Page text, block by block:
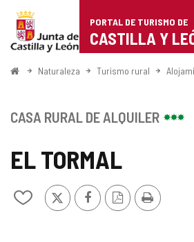
Portal
de
Turismo
Castilla
León
PORTAL DE TURISMO DE
CASTILLA Y
InicioNaturaleza Turismo rural
EL TORMAL
Añadir/quitar
X FacebookVersión
PDF
Imprimir
CASA RURAL DE ALQUILER